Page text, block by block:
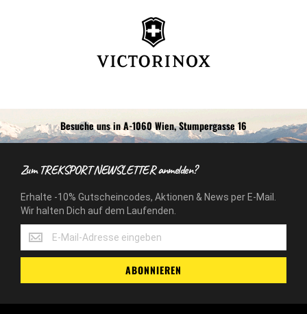
Besuche uns in A-1060 Wien, Stumpergasse 16
Zum TREKSPORT NEWSLETTER anmelden?
Erhalte -10% Gutscheincodes, Aktionen & News per E-Mail.
Wir halten Dich auf dem Laufenden.
Erhalte
-10%
Gutscheincodes,
&
ABONNIEREN